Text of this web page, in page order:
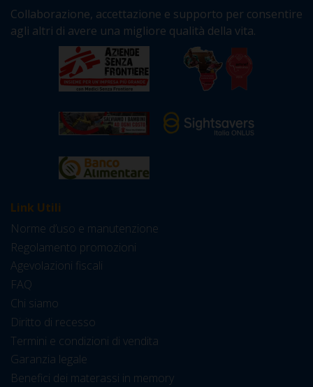
Collaborazione, accettazione e supporto per consentire
agli altri di avere una migliore qualità della vita.
Link Utili
Norme d’uso e manutenzione
Regolamento promozioni
Agevolazioni fiscali
FAQ
Chi siamo
Diritto di recesso
Termini e condizioni di vendita
Garanzia legale
Benefici dei materassi in memory